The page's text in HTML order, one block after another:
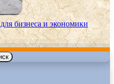
бизнеса и экономики